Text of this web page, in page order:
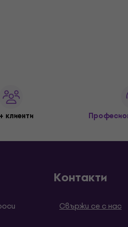
клиенти
Контакти
Свържи се с нас